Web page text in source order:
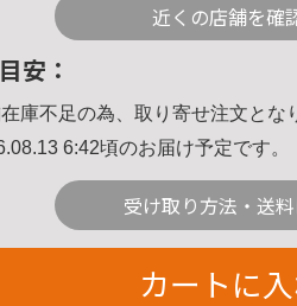
近くの店舗を確
安：
庫不足の為、取り寄せ注文とな
6:42頃のお届け予定です。
受け取り方法・送
カートに